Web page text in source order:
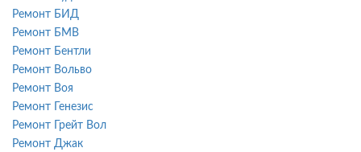
Ремонт БИД
Ремонт БМВ
Ремонт Бентли
Ремонт Вольво
Ремонт Воя
Ремонт Генезис
Ремонт Грейт Вол
Ремонт Джак